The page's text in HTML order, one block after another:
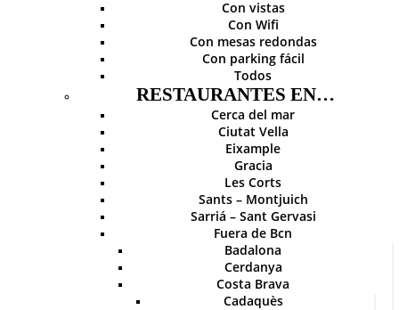
Con vistas
Con Wifi
Con mesas redondas
Con parking fácil
Todos
RESTAURANTES EN…
Cerca del mar
Ciutat Vella
Eixample
Gracia
Les Corts
Sants – Montjuich
Sarriá – Sant Gervasi
Fuera de Bcn
Badalona
Cerdanya
Costa Brava
Cadaquès